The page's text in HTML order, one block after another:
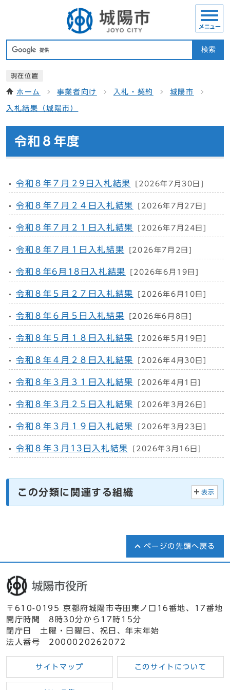
検索
メニュー
現在位置
ホーム 事業者向け 入札・契約 城陽市
入札結果（城陽市）
令和８年度
令和８年７月２9日入札結果 [2026年7月30日]
令和８年７月２４日入札結果 [2026年7月27日]
令和８年７月２１日入札結果 [2026年7月24日]
令和８年７月１日入札結果 [2026年7月2日]
令和８年6月18日入札結果 [2026年6月19日]
令和８年５月２７日入札結果 [2026年6月10日]
令和８年６月５日入札結果 [2026年6月8日]
令和８年５月１８日入札結果 [2026年5月19日]
令和８年４月２８日入札結果 [2026年4月30日]
令和８年３月３１日入札結果 [2026年4月1日]
令和８年３月２５日入札結果 [2026年3月26日]
令和８年３月１９日入札結果 [2026年3月23日]
令和８年３月13日入札結果 [2026年3月16日]
この分類に関連する組織 表示
ページの先頭へ戻る
〒610-0195 京都府城陽市寺田東ノ口16番地、17番地
開庁時間 8時30分から17時15分
閉庁日 土曜・日曜日、祝日、年末年始
法人番号 2000020262072
サイトマップ このサイトについて